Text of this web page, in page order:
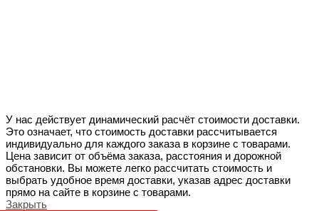
У нас действует динамический расчёт стоимости доставки.
Это означает, что стоимость доставки рассчитывается
индивидуально для каждого заказа в корзине с товарами.
Цена зависит от объёма заказа, расстояния и дорожной
обстановки. Вы можете легко рассчитать стоимость и
выбрать удобное время доставки, указав адрес доставки
прямо на сайте в корзине с товарами.
Закрыть